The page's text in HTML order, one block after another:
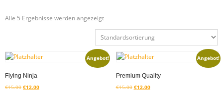
WIR ÜBER UNS
Alle 5 Ergebnisse werden angezeigt
Angebot!
Flying Ninja
€15.00 €12.00
Angebot!
Premium Quality
€15.00 €12.00